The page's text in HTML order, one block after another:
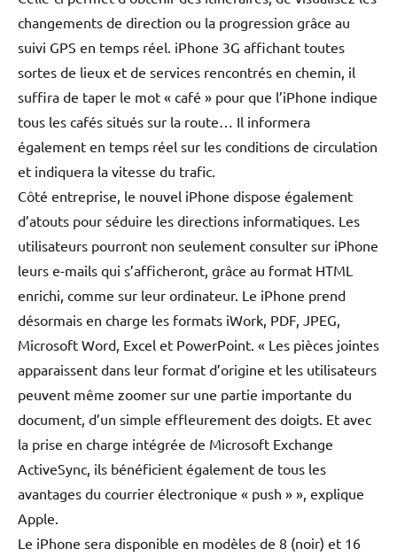
changements de direction ou la progression grâce au
suivi GPS en temps réel. iPhone 3G affichant toutes
sortes de lieux et de services rencontrés en chemin, il
suffira de taper le mot « café » pour que l’iPhone indique
tous les cafés situés sur la route… Il informera
également en temps réel sur les conditions de circulation
et indiquera la vitesse du trafic.
Côté entreprise, le nouvel iPhone dispose également
d’atouts pour séduire les directions informatiques. Les
utilisateurs pourront non seulement consulter sur iPhone
leurs e-mails qui s’afficheront, grâce au format HTML
enrichi, comme sur leur ordinateur. Le iPhone prend
désormais en charge les formats iWork, PDF, JPEG,
Microsoft Word, Excel et PowerPoint. « Les pièces jointes
apparaissent dans leur format d’origine et les utilisateurs
peuvent même zoomer sur une partie importante du
document, d’un simple effleurement des doigts. Et avec
la prise en charge intégrée de Microsoft Exchange
ActiveSync, ils bénéficient également de tous les
avantages du courrier électronique « push » », explique
Apple.
Le iPhone sera disponible en modèles de 8 (noir) et 16